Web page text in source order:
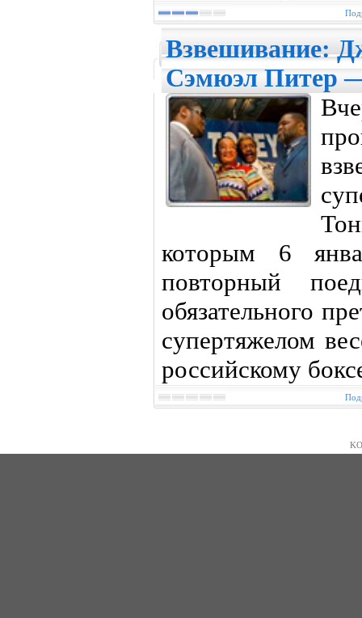
Взвешивание:
Сэмюэл Питер
которым 6
повторный
обязательного
супертяжелом
российскому